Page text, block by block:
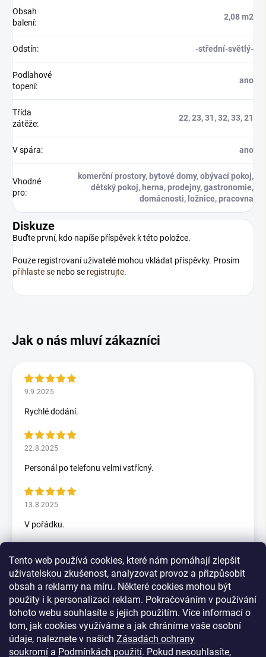
Tento web používá cookies, které nám pomáhají zlepšit
uživatelskou zkušenost, analyzovat provoz a přizpůsobit
obsah a reklamy na míru. Některé cookies mohou být
použity i k personalizaci reklam. Pokračováním v používání
tohoto webu souhlasíte s jejich použitím. Více informací o
tom, jak cookies využíváme a jak chráníme vaše osobní
údaje, naleznete v našich Zásadách ochrany
soukromí a Podmínkách použití. Pokud nesouhlasíte,
Obsah
balení:
2,08 m2
Odstín: -střední-světlý-
Podlahové
topení:
ano
Třída
zátěže:
22, 23, 31, 32, 33, 21
V spára: ano
Vhodné
pro:
komerční prostory, bytové domy, obývací pokoj,
dětský pokoj, herna, prodejny, gastronomie,
domácnosti, ložnice, pracovna
Diskuze
Buďte první, kdo napíše příspěvek k této položce.
Pouze registrovaní uživatelé mohou vkládat příspěvky. Prosím
přihlaste se nebo se registrujte.
9.9.2025
Rychlé dodání.
22.8.2025
Personál po telefonu velmi vstřícný.
13.8.2025
V pořádku.
5.7.2025
Skvělý rychlax
Zobrazit další hodnocení